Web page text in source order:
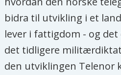
bidra til utvikling i et
lever i fattigdom - og
det tidligere
den utviklingen Telenor